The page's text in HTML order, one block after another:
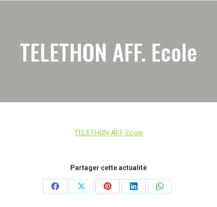
TELETHON AFF. Ecole
TELETHON AFF. Ecole
Partager cette actualité
PartagerPartagerPartagerPartagerPartager